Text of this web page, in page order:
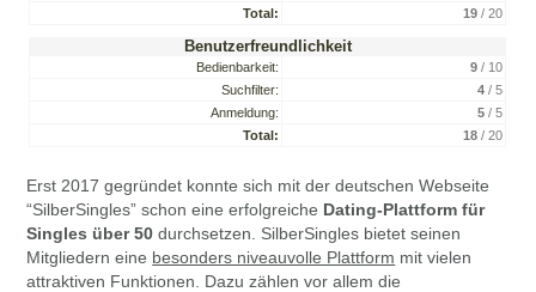
Total:
19 / 20
Benutzerfreundlichkeit
Bedienbarkeit: 9 / 10
Suchfilter:
4 / 5
Anmeldung:
5 / 5
Total:
18 / 20
Erst 2017 gegründet konnte sich mit der deutschen Webseite
“SilberSingles” schon eine erfolgreiche Dating-Plattform für
Singles über 50 durchsetzen. SilberSingles bietet seinen
Mitgliedern eine besonders niveauvolle Plattform mit vielen
attraktiven Funktionen. Dazu zählen vor allem die